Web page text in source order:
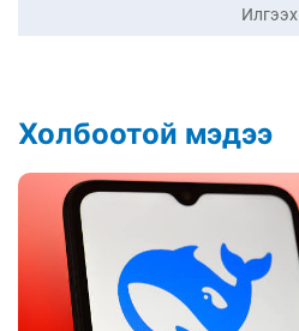
Илгээх
Холбоотой мэдээ